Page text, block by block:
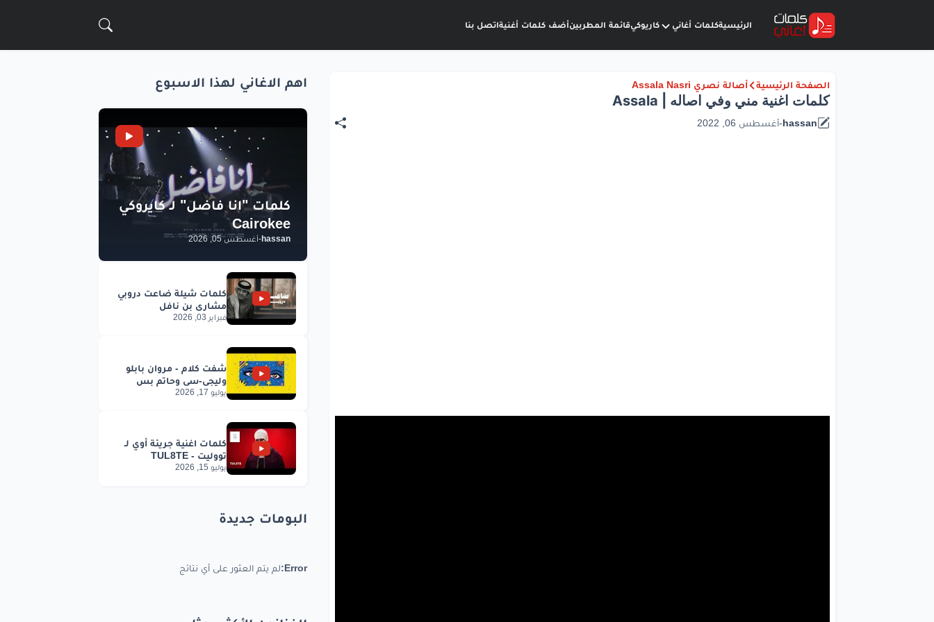
الرئيسيةكلمات أغاني كاريوكيقائمة المطربينأضف كلمات أغنيةاتصل بنا
الصفحة الرئيسية أصالة نصري Assala Nasri
كلمات اغنية مني وفي اصاله | Assala
hassan
-أغسطس 06, 2022
اهم الاغاني لهذا الاسبوع
hassan
-أغسطس 05, 2026
فبراير 03, 2026
يوليو 17, 2026
يوليو 15, 2026
البومات جديدة
Error: لم يتم العثور على أي نتائج